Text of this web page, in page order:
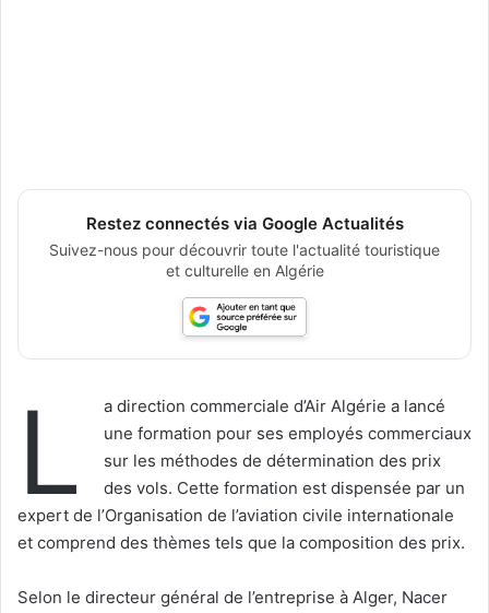
Restez connectés via Google Actualités
Suivez-nous pour découvrir toute l'actualité touristique
et culturelle en Algérie
L
a direction commerciale d’Air Algérie a lancé
une formation pour ses employés commerciaux
sur les méthodes de détermination des prix
des vols. Cette formation est dispensée par un
expert de l’Organisation de l’aviation civile internationale
et comprend des thèmes tels que la composition des prix.
Selon le directeur général de l’entreprise à Alger, Nacer